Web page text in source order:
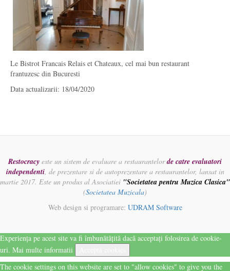
Le Bistrot Francais Relais et Chateaux, cel mai bun restaurant
frantuzesc din Bucuresti
Data actualizarii: 18/04/2020
Restocracy este un sistem de evaluare a restaurantelorde catre evaluatori
independenti, de prezentare si de autoprezentare a restaurantelor, lansat in
martie 2017. Este un produs al Asociatiei "Societatea pentru Muzica Clasica"
(Societatea Muzicala)
Web design si programare: UDRAM Software
Experiența pe acest site va fi îmbunătățită dacă acceptați folosirea de cookie-
uri. Mai multe informatii
The cookie settings on this website are set to "allow cookies" to give you the